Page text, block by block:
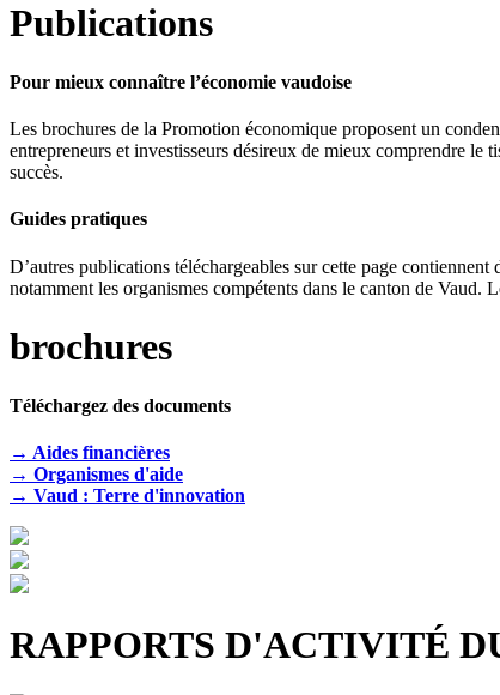
touch
swipe
gestures.
Publications
Pour mieux connaître l’économie vaudoise
Les brochures de la Promotion économique proposent un
entrepreneurs et investisseurs désireux de mieux comprendre le
succès.
Guides pratiques
D’autres publications téléchargeables sur cette page
notamment les organismes compétents dans le canton de Vaud.
brochures
Téléchargez des documents
→ Aides financières
→ Organismes d'aide
→ Vaud : Terre d'innovation
RAPPORTS D'ACTIVITÉ